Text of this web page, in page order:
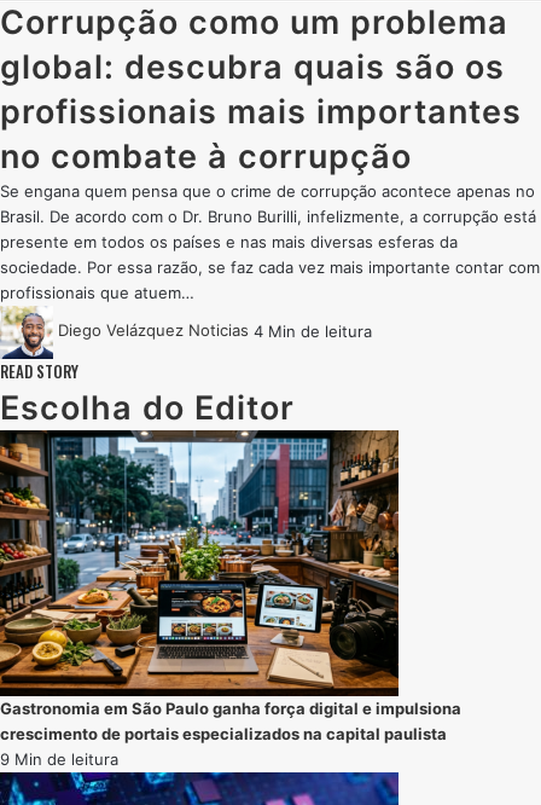
Corrupção como um problema
global: descubra quais são os
profissionais mais importantes
no combate à corrupção
Se engana quem pensa que o crime de corrupção acontece apenas no
Brasil. De acordo com o Dr. Bruno Burilli, infelizmente, a corrupção está
presente em todos os países e nas mais diversas esferas da
sociedade. Por essa razão, se faz cada vez mais importante contar com
profissionais que atuem…
Diego Velázquez Noticias 4 Min de leitura
READ STORY
Escolha do Editor
Gastronomia em São Paulo ganha força digital e impulsiona
crescimento de portais especializados na capital paulista
9 Min de leitura